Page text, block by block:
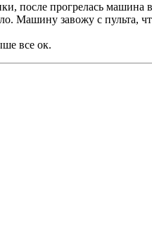
после прогрелась машина
Машину завожу с пульта,
все ок.